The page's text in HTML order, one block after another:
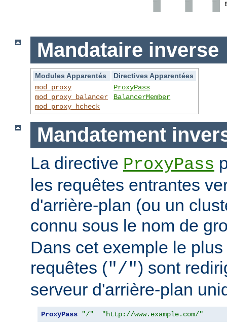
Mandataire inverse
Modules Apparentés
Directives Apparentées
mod_proxy
mod_proxy_balancer
mod_proxy_hcheck
ProxyPass
BalancerMember
Mandatement
La directive ProxyPass
les requêtes entrantes
d'arrière-plan (ou un
connu sous le nom de
Dans cet exemple le
requêtes ("/") sont
serveur d'arrière-plan
ProxyPass "/" "http://www.example.com/"